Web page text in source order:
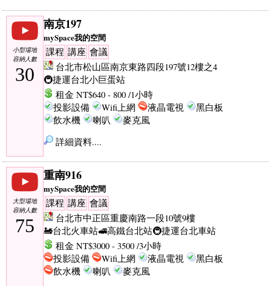
小型場地
容納人數
30
南京197
mySpace我的空間
課程 講座 會議
台北市松山區南京東路四段197號12樓之4
🚇捷運台北小巨蛋站
租金 NT$640 - 800 /1小時
投影設備
Wifi上網 液晶電視
黑白板
飲水機
喇叭
麥克風
詳細資料....
大型場地
容納人數
75
重南916
mySpace我的空間
課程 講座 會議
台北市中正區重慶南路一段10號9樓
🚂台北火車站🚅高鐵台北站🚇捷運台北車站
租金 NT$3000 - 3500 /3小時
投影設備
Wifi上網 液晶電視
黑白板
飲水機
喇叭
麥克風